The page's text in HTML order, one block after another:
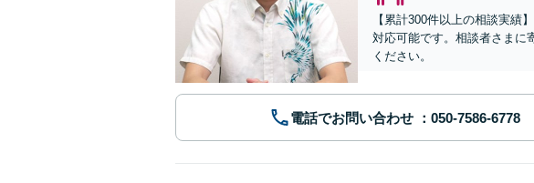
【累計300件以上の相談実績
対応可能です。相談者さまに
ください。
電話でお問い合わせ